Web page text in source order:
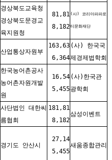
경상북도교육청
경상북도문경교
육지원청
81,81
8,182
(사) 코리아파파로
티문화재단
산업통상자원부
163,63
6,364
(사) 한국국
제경제법학회
한국농어촌공사
농어촌자원개발
원
16,54
5,455
(사)한국관
광학회
사단법인 대한씨
름협회
181,81
8,182
삼성이벤트
경기도 안산시
27,14
5,455
새움종합관리